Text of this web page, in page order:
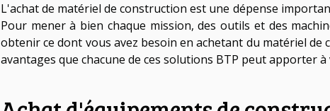
L'achat de matériel de construction est une dépense
Pour mener à bien chaque mission, des outils et des
obtenir ce dont vous avez besoin en achetant du matériel de
avantages que chacune de ces solutions BTP peut apporter